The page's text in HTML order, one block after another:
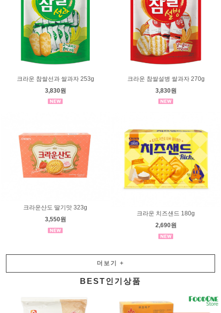
크라운 참쌀선과 쌀과자 253g
3,830원
크라운 참쌀설병 쌀과자 270g
3,830원
크라운산도 딸기맛 323g
3,550원
크라운 치즈샌드 180g
2,690원
더보기 +
BEST인기상품